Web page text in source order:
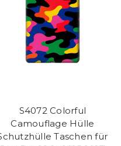
S4072 Colorful
Camouflage Hülle
Taschen für